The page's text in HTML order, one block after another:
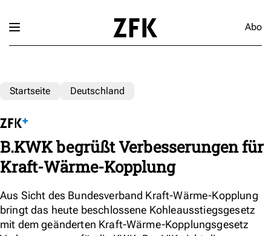
Abo
Startseite Deutschland
B.KWK begrüßt Verbesserungen für
Kraft-Wärme-Kopplung
Aus Sicht des Bundesverband Kraft-Wärme-Kopplung
bringt das heute beschlossene Kohleausstiegsgesetz
mit dem geänderten Kraft-Wärme-Kopplungsgesetz